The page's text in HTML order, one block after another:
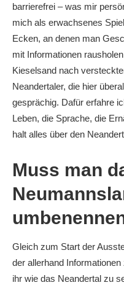
barrierefrei – was mir
mich als erwachsenes
Ecken, an denen man
mit Informationen
Kieselsand nach
Neandertaler, die hier
gesprächig. Dafür erfahre
Leben, die Sprache, die
halt alles über den
Muss man
Gleich zum Start der
der allerhand
ihr wie das Neandertal zu